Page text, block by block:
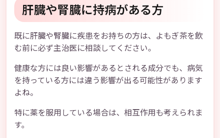
肝臓や腎臓に持病がある方
既に肝臓や腎臓に疾患をお持ちの方は、よもぎ茶を飲
む前に必ず主治医に相談してください。
健康な方には良い影響があるとされる成分でも、病気
を持っている方には違う影響が出る可能性があります
よね。
特に薬を服用している場合は、相互作用も考えられま
す。